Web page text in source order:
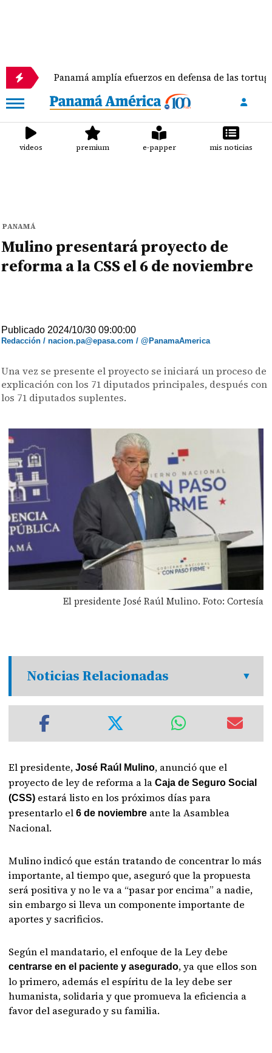
Panamá amplía efuerzos en defensa de las tortugas
videos premium e-papper mis noticias
PANAMÁ
Mulino presentará proyecto de
reforma a la CSS el 6 de noviembre
Publicado 2024/10/30 09:00:00
Redacción / nacion.pa@epasa.com / @PanamaAmerica
Una vez se presente el proyecto se iniciará un proceso de
explicación con los 71 diputados principales, después con
los 71 diputados suplentes.
El presidente José Raúl Mulino. Foto: Cortesía
Noticias Relacionadas
El presidente,José Raúl Mulino, anunció que el
proyecto de ley de reforma a laCaja de Seguro Social
(CSS) estará listo en los próximos días para
presentarlo el6 de noviembre ante la Asamblea
Nacional.
Mulino indicó que están tratando de concentrar lo más
importante, al tiempo que, aseguró que la propuesta
será positiva y no le va a “pasar por encima” a nadie,
sin embargo si lleva un componente importante de
aportes y sacrificios.
Según el mandatario, el enfoque de la Ley debe
centrarse en el paciente y asegurado, ya que ellos son
lo primero, además el espíritu de la ley debe ser
humanista, solidaria y que promueva la eficiencia a
favor del asegurado y su familia.